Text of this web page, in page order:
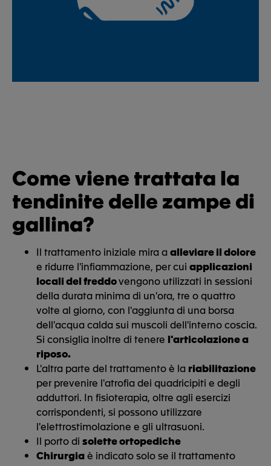
Come viene trattata la
tendinite delle zampe di
gallina?
Il trattamento iniziale mira a alleviare il dolore
e ridurre l'infiammazione, per cui applicazioni
locali del freddovengono utilizzati in sessioni
della durata minima di un'ora, tre o quattro
volte al giorno, con l'aggiunta di una borsa
dell'acqua calda sui muscoli dell'interno coscia.
Si consiglia inoltre di tenere l'articolazione a
riposo.
L'altra parte del trattamento è la riabilitazione
per prevenire l'atrofia dei quadricipiti e degli
adduttori. In fisioterapia, oltre agli esercizi
corrispondenti, si possono utilizzare
l'elettrostimolazione e gli ultrasuoni.
Il porto di solette ortopediche
Chirurgiaè indicato solo se il trattamento